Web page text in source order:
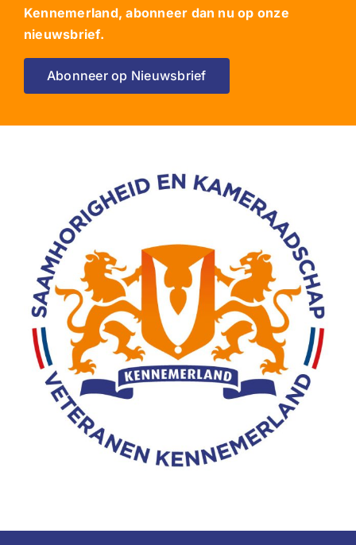
Kennemerland, abonneer dan nu op onze
nieuwsbrief.
Abonneer op Nieuwsbrief